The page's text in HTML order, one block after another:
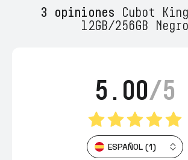
3 opiniones Cubot
12GB/256GB Negro
5.00/5
ESPAÑOL (1)